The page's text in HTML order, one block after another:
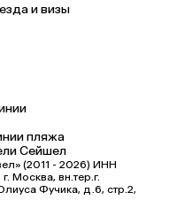
и визы
пляжа
Сейшел
(2011 - 2026) ИНН
Москва, вн.тер.г.
Фучика, д.6, стр.2,